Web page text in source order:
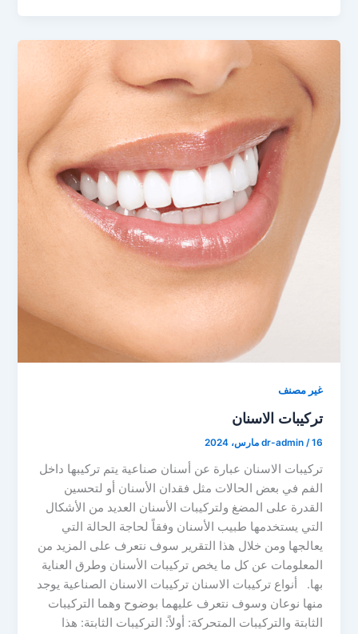
غير مصنف
تركيبات الاسنان
dr-admin /16 مارس، 2024
تركيبات الاسنان عبارة عن أسنان صناعية يتم تركيبها داخل
الفم في بعض الحالات مثل فقدان الأسنان أو لتحسين
القدرة على المضغ ولتركيبات الأسنان العديد من الأشكال
التي يستخدمها طبيب الأسنان وفقاً لحاجة الحالة التي
يعالجها ومن خلال هذا التقرير سوف نتعرف على المزيد من
المعلومات عن كل ما يخص تركيبات الأسنان وطرق العناية
بها. أنواع تركيبات الاسنان تركيبات الاسنان الصناعية يوجد
منها نوعان وسوف نتعرف عليهما بوضوح وهما التركيبات
الثابتة والتركيبات المتحركة: أولاً: التركيبات الثابتة: هذا